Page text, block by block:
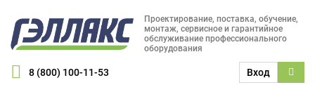
Проектирование, поставка, обучение,
монтаж, сервисное и гарантийное
обслуживание профессионального
оборудования
8 (800) 100-11-53 Вход